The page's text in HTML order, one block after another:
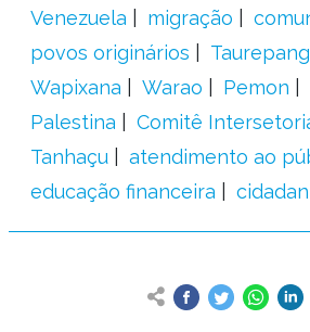
Venezuela
migração
povos originários
Taurepang
Wapixana
Warao Pemon
Palestina
Comitê
Tanhaçu
atendimento ao
educação financeira